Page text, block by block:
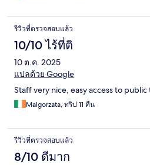
รีวิวที่ตรวจสอบแล้ว
10/10 ไร้ที่ติ
10 ต.ค. 2025
แปลด้วย Google
Staff very nice, easy access to
Malgorzata, ทริป 11 คืน
รีวิวที่ตรวจสอบแล้ว
8/10 ดีมาก